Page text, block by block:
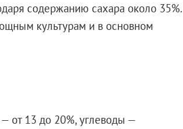
содержанию сахара около 35%.
культурам и в основном
от 13 до 20%, углеводы —